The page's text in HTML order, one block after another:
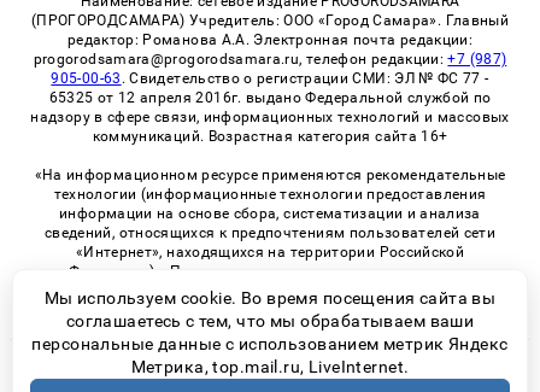
(ПРОГОРОДСАМАРА) Учредитель: ООО «Город Самара». Главный
редактор: Романова А.А. Электронная почта редакции:
progorodsamara@progorodsamara.ru, телефон редакции:+7 (987)
905-00-63 . Свидетельство о регистрации СМИ: ЭЛ № ФС 77 -
65325 от 12 апреля 2016г. выдано Федеральной службой по
надзору в сфере связи, информационных технологий и массовых
коммуникаций. Возрастная категория сайта 16+
«На информационном ресурсе применяются рекомендательные
технологии (информационные технологии предоставления
информации на основе сбора, систематизации и анализа
сведений, относящихся к предпочтениям пользователей сети
«Интернет», находящихся на территории Российской
Федерации)». Правила применения рекомендательных
технологий в виджетах рекламно-обменной сети
«СМИ2» (PDF)
© 2026 «ProGorodSamara» | Все права защищены
Мы используем cookie. Во время посещения сайта вы
соглашаетесь с тем, что мы обрабатываем ваши
персональные данные с использованием метрик Яндекс
Метрика, top.mail.ru, LiveInternet.